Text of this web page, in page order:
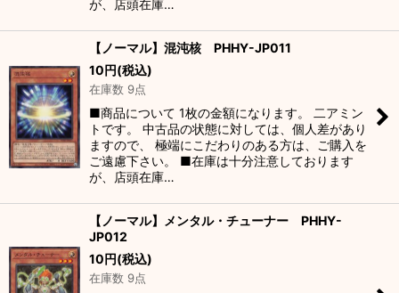
が、店頭在庫…
【ノーマル】混沌核 PHHY-JP011
10円(税込)
在庫数 9点
■商品について 1枚の金額になります。 二アミン
トです。 中古品の状態に対しては、個人差があり
ますので、 極端にこだわりのある方は、ご購入を
ご遠慮下さい。 ■在庫は十分注意しております
が、店頭在庫…
【ノーマル】メンタル・チューナー PHHY-
JP012
10円(税込)
在庫数 9点